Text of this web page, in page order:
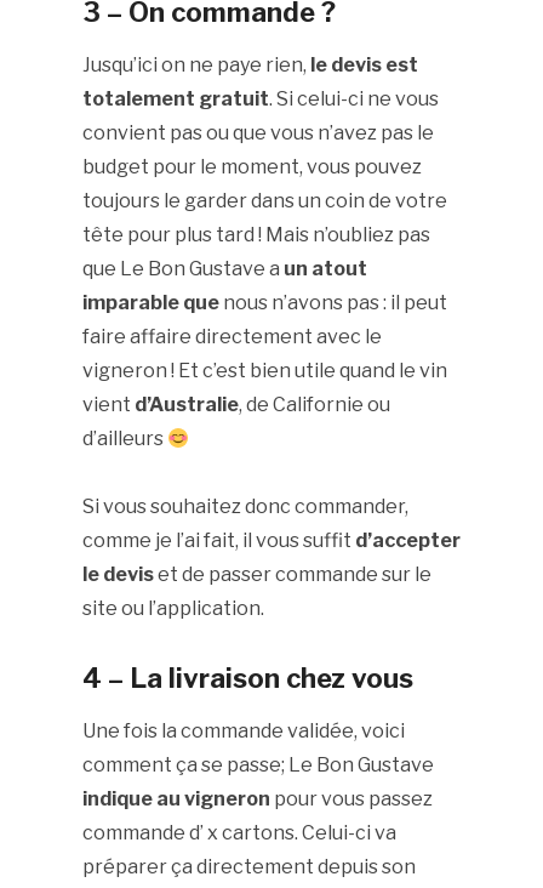
3 – On commande ?
Jusqu’ici on ne paye rien, le devis est
totalement gratuit. Si celui-ci ne vous
convient pas ou que vous n’avez pas le
budget pour le moment, vous pouvez
toujours le garder dans un coin de votre
tête pour plus tard ! Mais n’oubliez pas
que Le Bon Gustave a un atout
imparable quenous n’avons pas : il peut
faire affaire directement avec le
vigneron ! Et c’est bien utile quand le vin
vient d’Australie, de Californie ou
d’ailleurs
Si vous souhaitez donc commander,
comme je l’ai fait, il vous suffit d’accepter
le deviset de passer commande sur le
site ou l’application.
4 – La livraison chez vous
Une fois la commande validée, voici
comment ça se passe; Le Bon Gustave
indique au vigneron pour vous passez
commande d’ x cartons. Celui-ci va
préparer ça directement depuis son